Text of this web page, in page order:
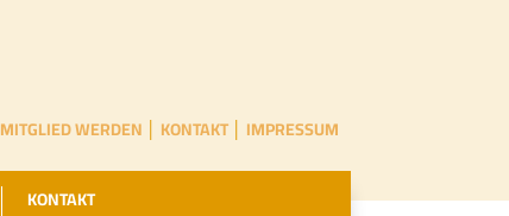
MITGLIED WERDEN │ KONTAKT │ IMPRESSUM
KONTAKT